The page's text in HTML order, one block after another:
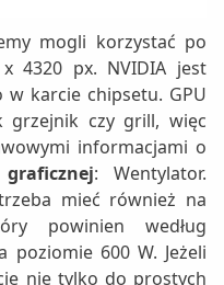
mogli korzystać po
4320 px. NVIDIA jest
karcie chipsetu. GPU
grzejnik czy grill, więc
informacjami o
: Wentylator.
mieć również na
powinien według
600 W. Jeżeli
nie tylko do prostych